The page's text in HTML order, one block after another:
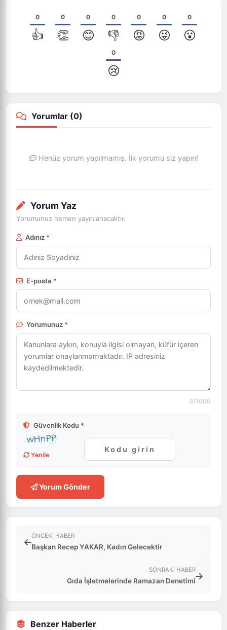
0
👍
0
👏
0
😊
0
👎
0
😡
0
😜
0
😮
0
😢
Yorumlar (0)
Henüz yorum yapılmamış. İlk yorumu siz yapın!
Yorum Yaz
Yorumunuz hemen yayınlanacaktır.
Adınız *
E-posta *
Yorumunuz *
0/1000
Güvenlik Kodu *
Yenile
Yorum Gönder
ÖNCEKI HABER
Başkan Recep YAKAR, Kadın Gelecektir
SONRAKI HABER
Gıda İşletmelerinde Ramazan Denetimi
Benzer Haberler